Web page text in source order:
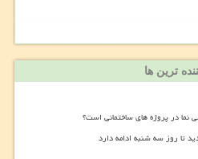
ترین ها
در پروژه های ساختمانی است؟